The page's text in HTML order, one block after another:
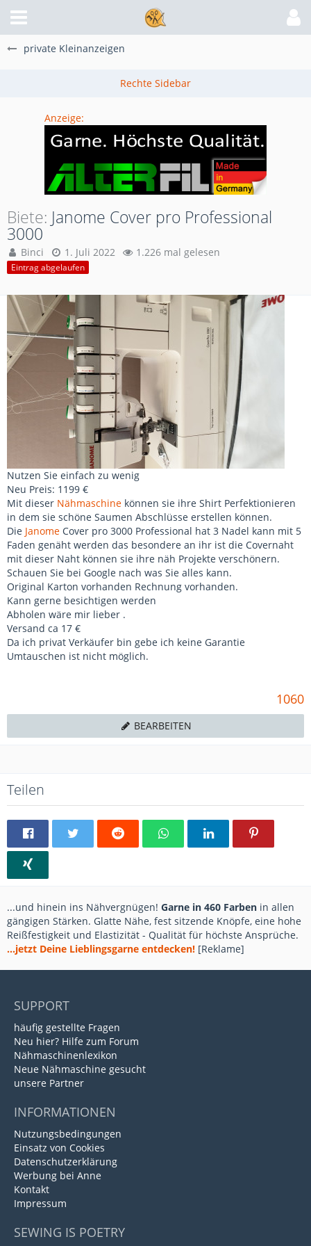
private Kleinanzeigen
Anzeige:
Biete Janome Cover pro Professional
3000
Binci 1. Juli 2022 1.226 mal gelesen
Eintrag abgelaufen
Nutzen Sie einfach zu wenig
Neu Preis: 1199 €
Mit dieser Nähmaschine können sie ihre Shirt Perfektionieren
in dem sie schöne Saumen Abschlüsse erstellen können.
Die Janome Cover pro 3000 Professional hat 3 Nadel kann mit 5
Faden genäht werden das besondere an ihr ist die Covernaht
mit dieser Naht können sie ihre näh Projekte verschönern.
Schauen Sie bei Google nach was Sie alles kann.
Original Karton vorhanden Rechnung vorhanden.
Kann gerne besichtigen werden
Abholen wäre mir lieber .
Versand ca 17 €
Da ich privat Verkäufer bin gebe ich keine Garantie
Umtauschen ist nicht möglich.
1060
BEARBEITEN
Teilen
...und hinein ins Nähvergnügen! Garne in 460 Farben in allen
gängigen Stärken. Glatte Nähe, fest sitzende Knöpfe, eine hohe
Reißfestigkeit und Elastizität - Qualität für höchste Ansprüche.
...jetzt Deine Lieblingsgarne entdecken! [Reklame]
SUPPORT
häufig gestellte Fragen
Neu hier? Hilfe zum Forum
Nähmaschinenlexikon
Neue Nähmaschine gesucht
unsere Partner
INFORMATIONEN
Nutzungsbedingungen
Einsatz von Cookies
Datenschutzerklärung
Werbung bei Anne
Kontakt
Impressum
SEWING IS POETRY